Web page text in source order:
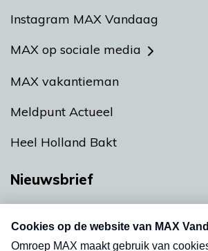
Instagram MAX Vandaag
MAX op sociale media
MAX vakantieman
Meldpunt Actueel
Heel Holland Bakt
Nieuwsbrief
nieuwsbrief. Elke vrijdag- en
uw mailbox.